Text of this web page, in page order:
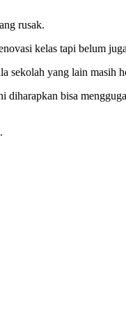
rusak.
kelas tapi belum
sekolah yang lain masih
bisa